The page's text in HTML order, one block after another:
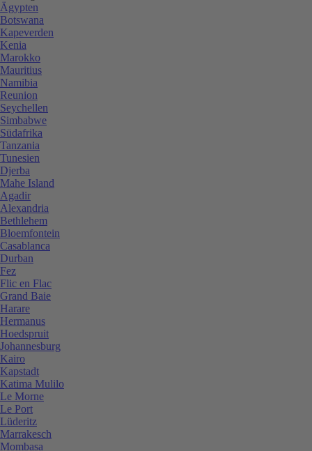
Ägypten
Botswana
Kapeverden
Kenia
Marokko
Mauritius
Namibia
Reunion
Seychellen
Simbabwe
Südafrika
Tanzania
Tunesien
Djerba
Mahe Island
Agadir
Alexandria
Bethlehem
Bloemfontein
Casablanca
Durban
Fez
Flic en Flac
Grand Baie
Harare
Hermanus
Hoedspruit
Johannesburg
Kairo
Kapstadt
Katima Mulilo
Le Morne
Le Port
Lüderitz
Marrakesch
Mombasa